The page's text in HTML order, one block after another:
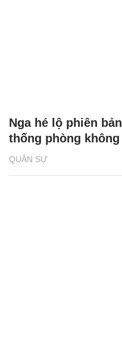
QUÂN SỰ
Nga hé lộ phiên
thống phòng